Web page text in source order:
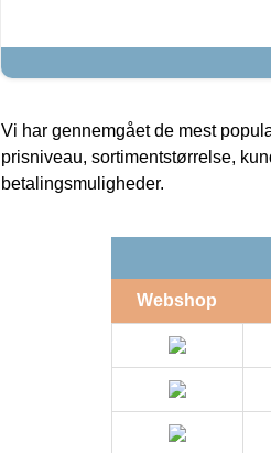
Vi har gennemgået de mest
prisniveau, sortimentstørrelse,
betalingsmuligheder.
Webshop